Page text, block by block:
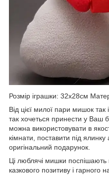
Розмір іграшки: 32х28см
Від цієї милої пари мишок так
так хочеться принести у Ваш
можна використовувати в
кімнати, поставити під
оригінальний подарунок.
Ці люблячі мишки поспішають
казкового позитиву і гарного